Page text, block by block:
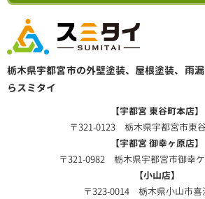
栃木県宇都宮市の外壁塗装、屋根塗装、雨
らスミタイ
【宇都宮 東谷町本店】
〒321-0123 栃木県宇都宮市東
【宇都宮 御幸ヶ原店】
〒321-0982 栃木県宇都宮市御幸
【小山店】
〒323-0014 栃木県小山市喜